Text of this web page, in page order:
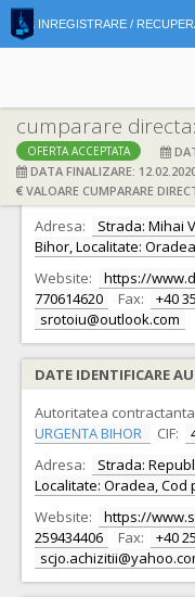
INREGISTRARE /
cumparare
OFERTA ACCEPTATA
DATA FINALIZARE:
VALOARE CUMPARARE
DATE IDENTIFICARE
Ofertant: S.C. ALEREB
Adresa:
Strada: Mihai
Bihor, Localitate:
Website:
https://
770614620
Fax: +40
srotoiu@outlook.com
DATE IDENTIFICARE
Autoritatea
URGENTA BIHOR
CIF:
Adresa:
Strada:
Localitate: Oradea, Cod
Website:
https://
259434406
Fax: +40